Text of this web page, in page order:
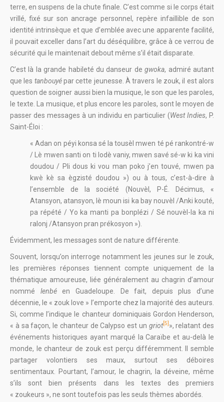
terre, en suspens de la chute finale. C’est comme si le corps était
vrillé, fixé sur son ancrage personnel, repère infaillible de son
identité intrinsèque et que d’emblée avec une apparente facilité,
il pouvait exceller dans l’art du déséquilibre, grâce à ce verrou de
sécurité qui le maintenait debout même s’il était disparate.
C’est là la grande habileté du danseur degwoka, admiré autant
que les tanbouyépar cette jeunesse. À travers le zouk, il est alors
question de soigner aussi bien la musique, le son que les paroles,
le texte. La musique, et plus encore les paroles, sont le moyen de
passer des messages à un individu en particulier (West Indies, P.
Saint-Éloi :
« Adan on péyi konsa sé la tousèl mwen té pé rankontré-w
/ Lè mwen santi on ti lodè vaniy, mwen savé sé-w ki ka vini
doudou / Pli dous ki vou man poko j’en touvé, mwen pa
kwè kè sa ègzisté doudou ») ou à tous, c’est-à-dire à
l’ensemble de la société (Nouvèl, P-É. Décimus, «
Atansyon, atansyon, lè moun isi ka bay nouvèl /Anki kouté,
pa répété / Yo ka manti pa bonplézi / Sé nouvèl-la ka ni
ralonj /Atansyon pran prékosyon »).
Évidemment, les messages sont de nature différente.
Souvent, lorsqu’on interroge notamment les jeunes sur le zouk,
les premières réponses tiennent compte uniquement de la
thématique amoureuse, liée généralement au chagrin d’amour
nommé lenbéen Guadeloupe. De fait, depuis plus d’une
décennie, le « zouk love » l’emporte chez la majorité des auteurs.
Si, comme l’indique le chanteur dominiquais Gordon Henderson,
« à sa façon, le chanteur de Calypso est un griot[5] », relatant des
événements historiques ayant marqué la Caraïbe et au-delà le
monde, le chanteur de zouk est perçu différemment. Il semble
partager volontiers ses maux, surtout ses déboires
sentimentaux. Pourtant, l’amour, le chagrin, la déveine, même
s’ils sont bien présents dans les textes des premiers
« zoukeurs », ne sont toutefois pas les seuls thèmes abordés.